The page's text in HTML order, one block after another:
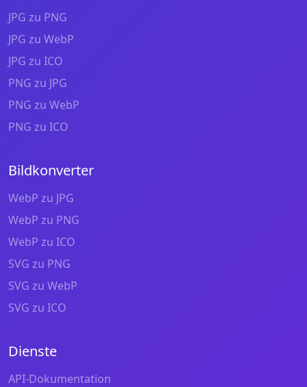
JPG zu PNG
JPG zu WebP
JPG zu ICO
PNG zu JPG
PNG zu WebP
PNG zu ICO
Bildkonverter
WebP zu JPG
WebP zu PNG
WebP zu ICO
SVG zu PNG
SVG zu WebP
SVG zu ICO
Dienste
API-Dokumentation